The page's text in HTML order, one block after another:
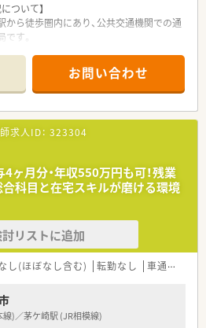
ついて】
ら徒歩圏内にあり、公共交通機関での通
す。
体制で、常勤1名と非常勤6名が協力しな
す。
を中心に、地域医療に貢献する調剤薬局
す。
しているため、安定した経営基盤のもと
す。
制が充実しており、無理な店舗異動の心
多岐にわたる処方箋の調剤、監査、服薬
す。
ただきます。
状態に合わせた丁寧な服薬指導を通じて、
ただきます。
お問い合わせ
求人ID： 323304
4ヶ月分・年収550万円も可！残業
科目と在宅スキルが磨ける環境
リストに追加
し(ほぼなし含む) 転勤なし 車通勤可
)／茅ケ崎駅 (JR相模線)